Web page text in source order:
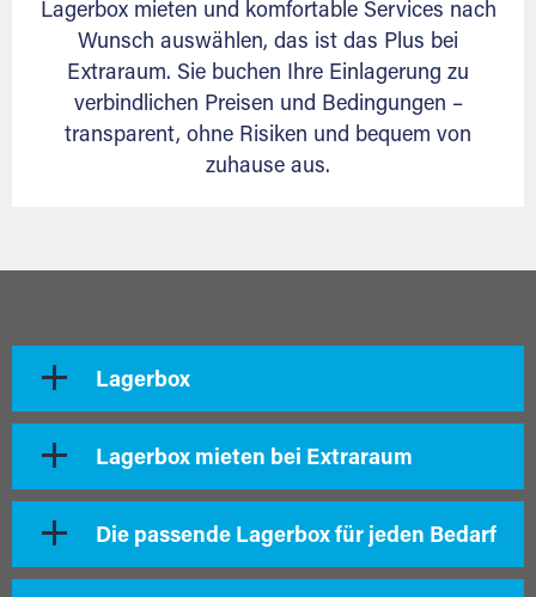
Lagerbox mieten und komfortable Services nach
Wunsch auswählen, das ist das Plus bei
Extraraum. Sie buchen Ihre Einlagerung zu
verbindlichen Preisen und Bedingungen –
transparent, ohne Risiken und bequem von
zuhause aus.
Lagerbox
Lagerbox mieten bei Extraraum
Die passende Lagerbox für jeden Bedarf